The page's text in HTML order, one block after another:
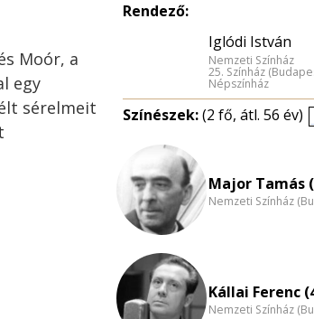
Moór, a
egy
sérelmeit
Rendező:
Iglódi István
Nemzeti Színház
25. Színház
Népszínház
Színészek:(2 fő, átl. 56 év)
Major Tamás
Nemzeti Színház
Kállai Ferenc
Nemzeti Színház